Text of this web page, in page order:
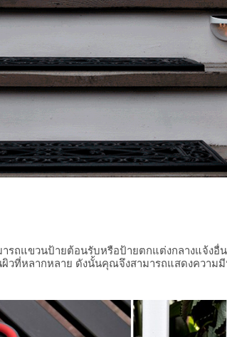
ถแขวนป้ายต้อนรับหรือป้ายตกแต่งกลางแจ้งอื่น
วที่หลากหลาย ดังนั้นคุณจึงสามารถแสดงควา